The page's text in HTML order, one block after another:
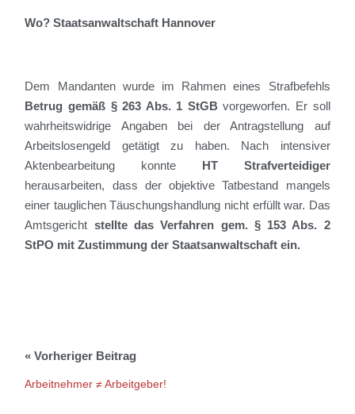
Wo? Staatsanwaltschaft Hannover
Dem Mandanten wurdeim Rahmen eines Strafbefehls
Betrug gemäß § 263 Abs. 1 StGBvorgeworfen. Er soll
wahrheitswidrige Angaben bei der Antragstellung auf
Arbeitslosengeld getätigt zu haben.
Nach intensiver
Aktenbearbeitung
konnte HT Strafverteidiger
herausarbeiten, dass der objektive Tatbestand mangels
einer tauglichen Täuschungshandlung nicht erfüllt war. Das
Amtsgericht stellte das Verfahren gem. § 153 Abs. 2
StPO mit Zustimmung der Staatsanwaltschaft ein.
Arbeitnehmer ≠ Arbeitgeber!